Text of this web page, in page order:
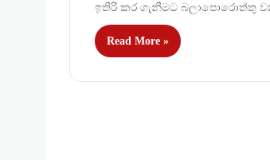
ඉතිරි කර ගැනීමට බලාපොරොත්තු
Read More »